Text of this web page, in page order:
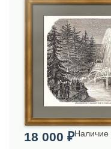
18 000 ₽Наличие